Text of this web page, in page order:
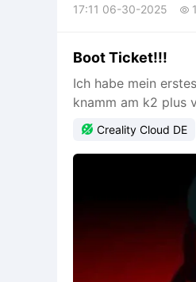
17:11 06-30-2025 
Boot Ticket!!!
Ich habe mein
knamm am k2 plus
 Creality Cloud DE